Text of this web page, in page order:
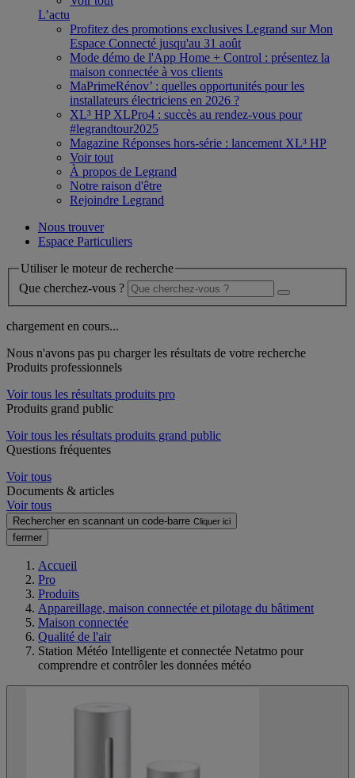
L’actu
Profitez des promotions exclusives Legrand sur Mon
Espace Connecté jusqu'au 31 août
Mode démo de l'App Home + Control : présentez la
maison connectée à vos clients
MaPrimeRénov’ : quelles opportunités pour les
installateurs électriciens en 2026 ?
XL³ HP XLPro4 : succès au rendez-vous pour
#legrandtour2025
Magazine Réponses hors-série : lancement XL³ HP
Voir tout
À propos de Legrand
Notre raison d'être
Rejoindre Legrand
Nous trouver
Espace Particuliers
Utiliser le moteur de recherche
Que cherchez-vous ?
chargement en cours...
Nous n'avons pas pu charger les résultats de votre recherche
Produits professionnels
Voir tous les résultats produits pro
Produits grand public
Voir tous les résultats produits grand public
Questions fréquentes
Voir tous
Documents & articles
Voir tous
Rechercher en scannant un code-barre Cliquer ici
fermer
Accueil
Pro
Produits
Appareillage, maison connectée et pilotage du bâtiment
Maison connectée
Qualité de l'air
Station Météo Intelligente et connectée Netatmo pour
comprendre et contrôler les données météo